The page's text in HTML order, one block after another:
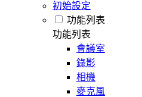
初始設定
功能列表
功能列表
會議室
錄影
相機
麥克風